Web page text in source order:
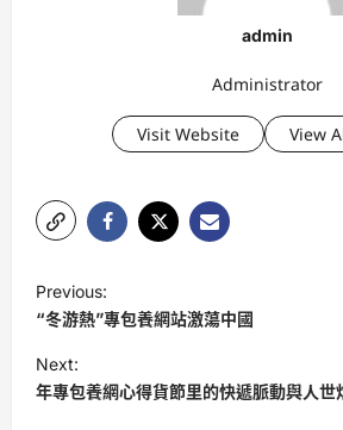
admin
Administrator
Visit Website View
o
s
t
Previous:
“冬游熱”專包養網站激蕩中國
Next:
年專包養網心得貨節里的快遞脈動與人世